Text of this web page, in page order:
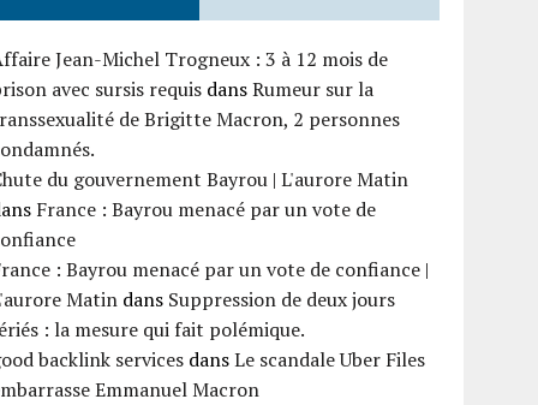
Jean-Michel Trogneux : 3 à 12 mois de
avec sursis requis dansRumeur sur la
de Brigitte Macron, 2 personnes
du gouvernement Bayrou | L'aurore Matin
France : Bayrou menacé par un vote de
: Bayrou menacé par un vote de confiance |
Matin dans Suppression de deux jours
: la mesure qui fait polémique.
backlink services dansLe scandale Uber Files
Emmanuel Macron